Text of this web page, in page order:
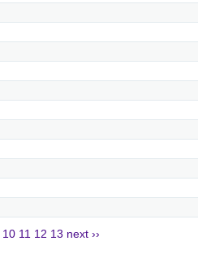
10 11 12 13 next ››